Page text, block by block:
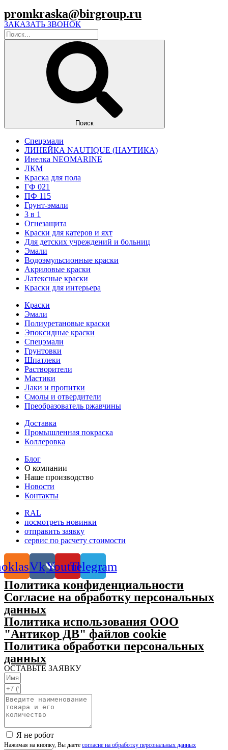
promkraska@birgroup.ru
ЗАКАЗАТЬ ЗВОНОК
Поиск
Спецэмали
ЛИНЕЙКА NAUTIQUE (НАУТИКА)
Инелка NEOMARINE
ЛКМ
Краска для пола
ГФ 021
ПФ 115
Грунт-эмали
3 в 1
Огнезащита
Краски для катеров и яхт
Для детских учреждений и больниц
Эмали
Водоэмульсионные краски
Акриловые краски
Латексные краски
Краски для интерьера
Краски
Эмали
Полиуретановые краски
Эпоксидные краски
Спецэмали
Грунтовки
Шпатлеки
Растворители
Мастики
Лаки и пропитки
Смолы и отвердители
Преобразователь ржавчины
Доставка
Промышленная покраска
Коллеровка
Блог
О компании
Наше производство
Новости
Контакты
RAL
посмотреть новинки
отправить заявку
сервис по расчету стоимости
VkYoutubeTelegram
Политика конфиденциальности
Согласие на обработку персональных
данных
Политика использования ООО
"Антикор ДВ" файлов cookie
Политика обработки персональных
данных
ОСТАВЬТЕ ЗАЯВКУ
Я не робот
Нажимая на кнопку, Вы даете согласие на обработку персональных данных